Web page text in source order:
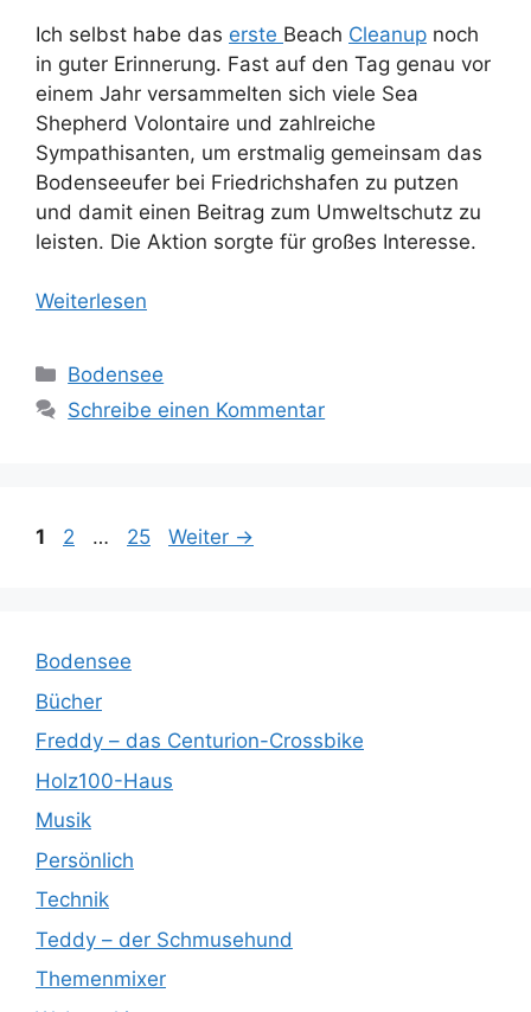
Ich selbst habe das erste Beach Cleanup noch
in guter Erinnerung. Fast auf den Tag genau vor
einem Jahr versammelten sich viele Sea
Shepherd Volontaire und zahlreiche
Sympathisanten, um erstmalig gemeinsam das
Bodenseeufer bei Friedrichshafen zu putzen
und damit einen Beitrag zum Umweltschutz zu
leisten. Die Aktion sorgte für großes Interesse.
Weiterlesen
Kategorien
Bodensee
Schreibe einen Kommentar
Seite
1 Seite
2 … Seite
25 Weiter →
Bodensee
Bücher
Freddy – das Centurion-Crossbike
Holz100-Haus
Musik
Persönlich
Technik
Teddy – der Schmusehund
Themenmixer